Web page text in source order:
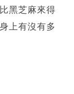
黑芝麻來得
上有沒有多